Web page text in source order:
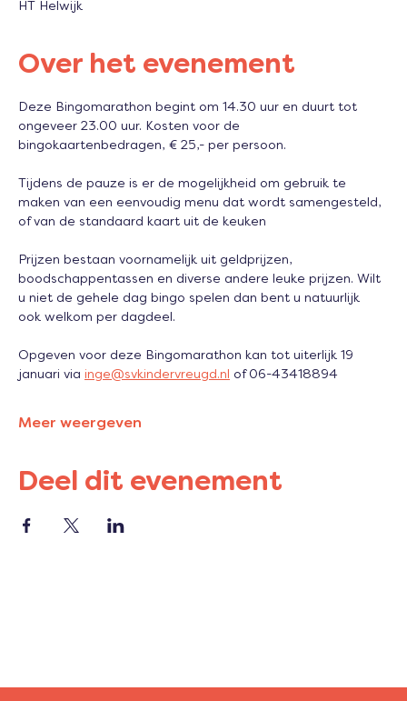
HT Helwijk
Over het evenement
Deze Bingomarathon begint om 14.30 uur en duurt tot
ongeveer 23.00 uur. Kosten voor de
bingokaartenbedragen, € 25,- per persoon.
Tijdens de pauze is er de mogelijkheid om gebruik te
maken van een eenvoudig menu dat wordt samengesteld,
of van de standaard kaart uit de keuken
Prijzen bestaan voornamelijk uit geldprijzen,
boodschappentassen en diverse andere leuke prijzen. Wilt
u niet de gehele dag bingo spelen dan bent u natuurlijk
ook welkom per dagdeel.
Opgeven voor deze Bingomarathon kan tot uiterlijk 19
januari via inge@svkindervreugd.nl of 06-43418894
Meer weergeven
Deel dit evenement